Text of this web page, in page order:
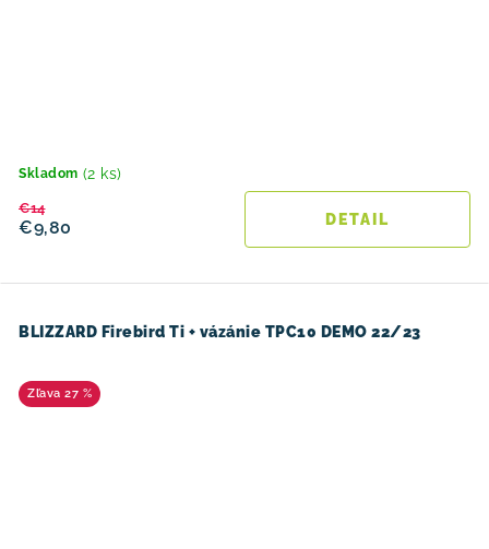
Skladom (2 ks)
€9,80
€14
DETAIL
BLIZZARD Firebird Ti + vázánie TPC10 DEMO 22/23
27 %